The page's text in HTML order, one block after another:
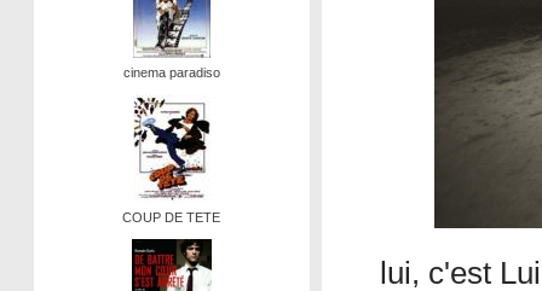
cinema paradiso
COUP DE TETE
lui, c'est